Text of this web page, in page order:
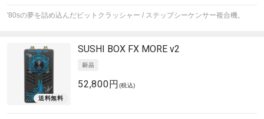
'80sの夢を詰め込んだビットクラッシャー / ステップシーケンサー複合機。
SUSHI BOX FX MORE v2
52,800円 (税込)